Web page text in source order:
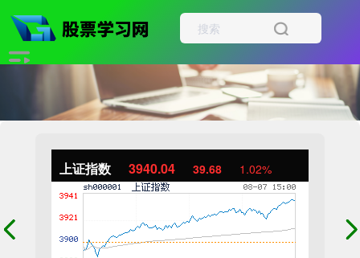
上证指数 3940.04 39.68 1.02%